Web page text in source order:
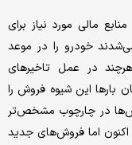
مالی مورد نیاز برای
خودرو را در موعد
در عمل تاخیرهای
بارها این شیوه فروش را
در چارچوب مشخص‌تر
اما فروش‌های جدید